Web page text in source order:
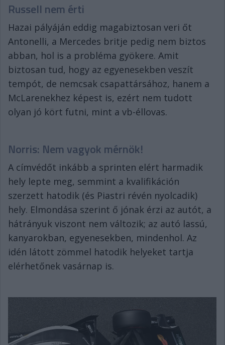
Russell nem érti
Hazai pályáján eddig magabiztosan veri őt
Antonelli, a Mercedes britje pedig nem biztos
abban, hol is a probléma gyökere. Amit
biztosan tud, hogy az egyenesekben veszít
tempót, de nemcsak csapattársához, hanem a
McLarenekhez képest is, ezért nem tudott
olyan jó kört futni, mint a vb-éllovas.
Norris: Nem vagyok mérnök!
A címvédőt inkább a sprinten elért harmadik
hely lepte meg, semmint a kvalifikáción
szerzett hatodik (és Piastri révén nyolcadik)
hely. Elmondása szerint ő jónak érzi az autót, a
hátrányuk viszont nem változik; az autó lassú,
kanyarokban, egyenesekben, mindenhol. Az
idén látott zömmel hatodik helyeket tartja
elérhetőnek vasárnap is.